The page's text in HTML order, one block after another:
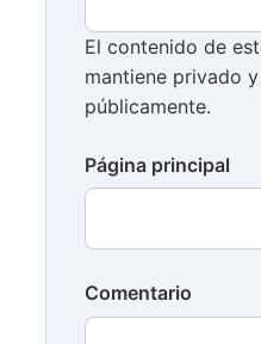
El contenido de
mantiene privado
públicamente.
Página principal
Comentario